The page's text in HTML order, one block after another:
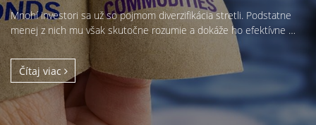
Mnohí investori sa už so pojmom diverzifikácia stretli. Podstatne
menej z nich mu však skutočne rozumie a dokáže ho efektívne …
Čítaj viac